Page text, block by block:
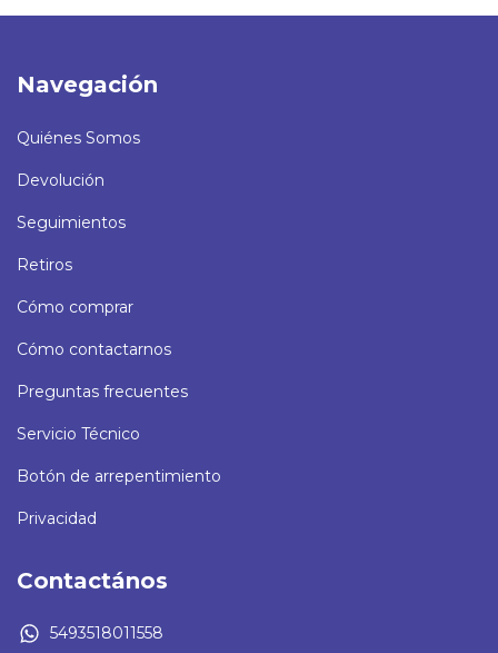
Navegación
Quiénes Somos
Devolución
Seguimientos
Retiros
Cómo comprar
Cómo contactarnos
Preguntas frecuentes
Servicio Técnico
Botón de arrepentimiento
Privacidad
Contactános
5493518011558